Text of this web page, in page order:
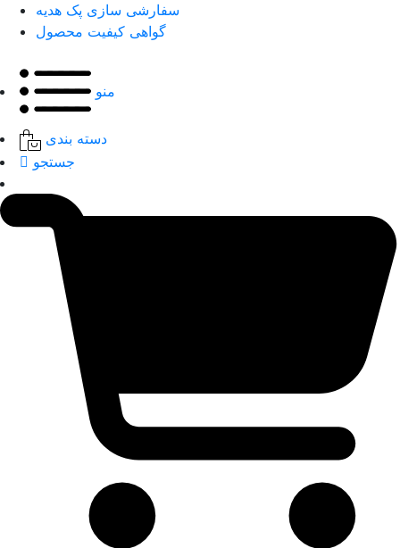
سفارشی سازی پک هدیه
گواهی کیفیت محصول
منو
دسته بندی
جستجو